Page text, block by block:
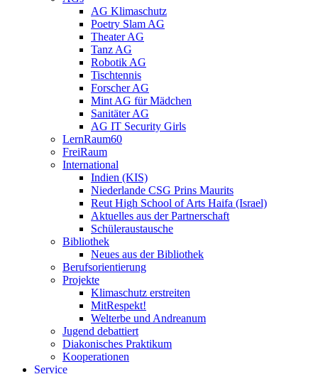
AG Klimaschutz
Poetry Slam AG
Theater AG
Tanz AG
Robotik AG
Tischtennis
Forscher AG
Mint AG für Mädchen
Sanitäter AG
AG IT Security Girls
LernRaum60
FreiRaum
International
Indien (KIS)
Niederlande CSG Prins Maurits
Reut High School of Arts Haifa (Israel)
Aktuelles aus der Partnerschaft
Schüleraustausche
Bibliothek
Neues aus der Bibliothek
Berufsorientierung
Projekte
Klimaschutz erstreiten
MitRespekt!
Welterbe und Andreanum
Jugend debattiert
Diakonisches Praktikum
Kooperationen
Service